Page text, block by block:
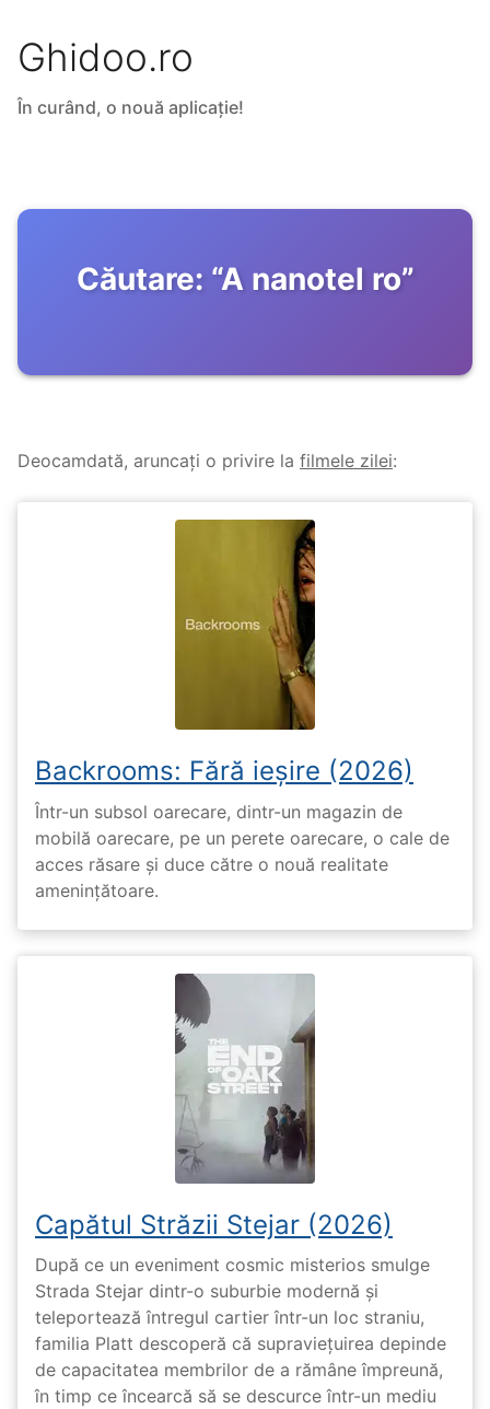
Ghidoo.ro
În curând, o nouă aplicație!
Căutare: “A nanotel ro”
Deocamdată, aruncați o privire la filmele zilei:
Backrooms: Fără ieșire (2026)
Într-un subsol oarecare, dintr-un magazin de
mobilă oarecare, pe un perete oarecare, o cale de
acces răsare și duce către o nouă realitate
amenințătoare.
Capătul Străzii Stejar (2026)
După ce un eveniment cosmic misterios smulge
Strada Stejar dintr-o suburbie modernă și
teleportează întregul cartier într-un loc straniu,
familia Platt descoperă că supraviețuirea depinde
de capacitatea membrilor de a rămâne împreună,
în timp ce încearcă să se descurce într-un mediu